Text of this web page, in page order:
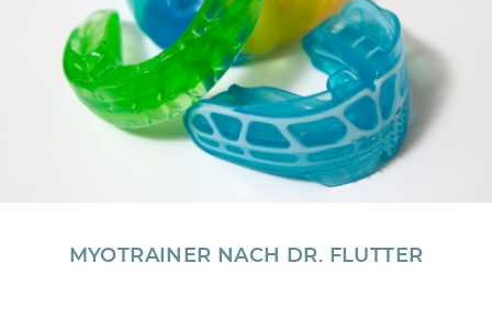
MYOTRAINER NACH DR. FLUTTER